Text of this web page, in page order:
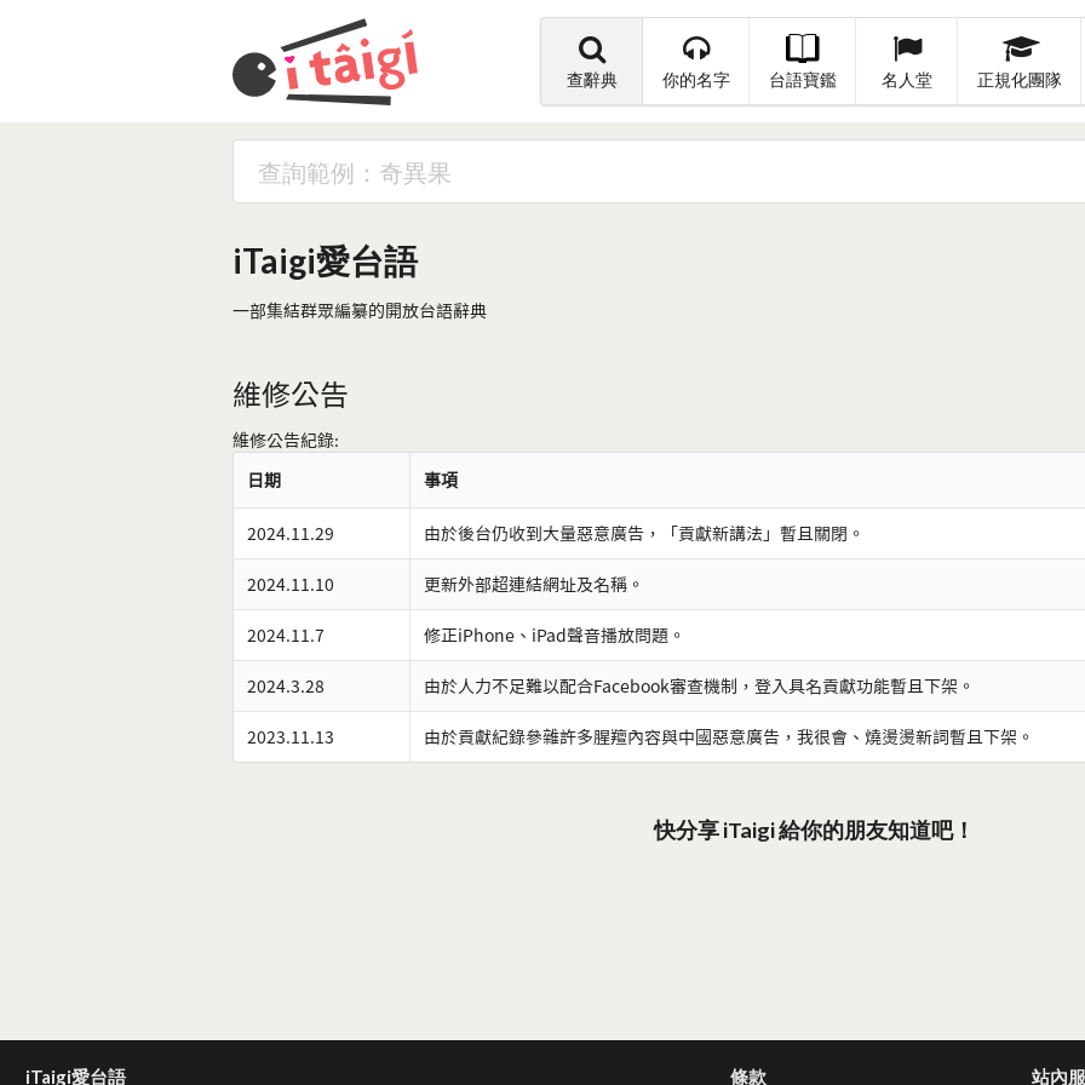
查辭典 你的名字 台語寶鑑 名人堂 正規化團隊
iTaigi愛台語
一部集結群眾編纂的開放台語辭典
維修公告
維修公告紀錄:
日期
事項
2024.11.29 由於後台仍收到大量惡意廣告，「貢獻新講法」暫且關閉。
2024.11.10 更新外部超連結網址及名稱。
2024.11.7 修正iPhone、iPad聲音播放問題。
2024.3.28 由於人力不足難以配合Facebook審查機制，登入具名貢獻功能暫且下架。
2023.11.13 由於貢獻紀錄參雜許多腥羶內容與中國惡意廣告，我很會、燒燙燙新詞暫且下架。
快分享 iTaigi 給你的朋友知道吧！
iTaigi愛台語 條款 站內